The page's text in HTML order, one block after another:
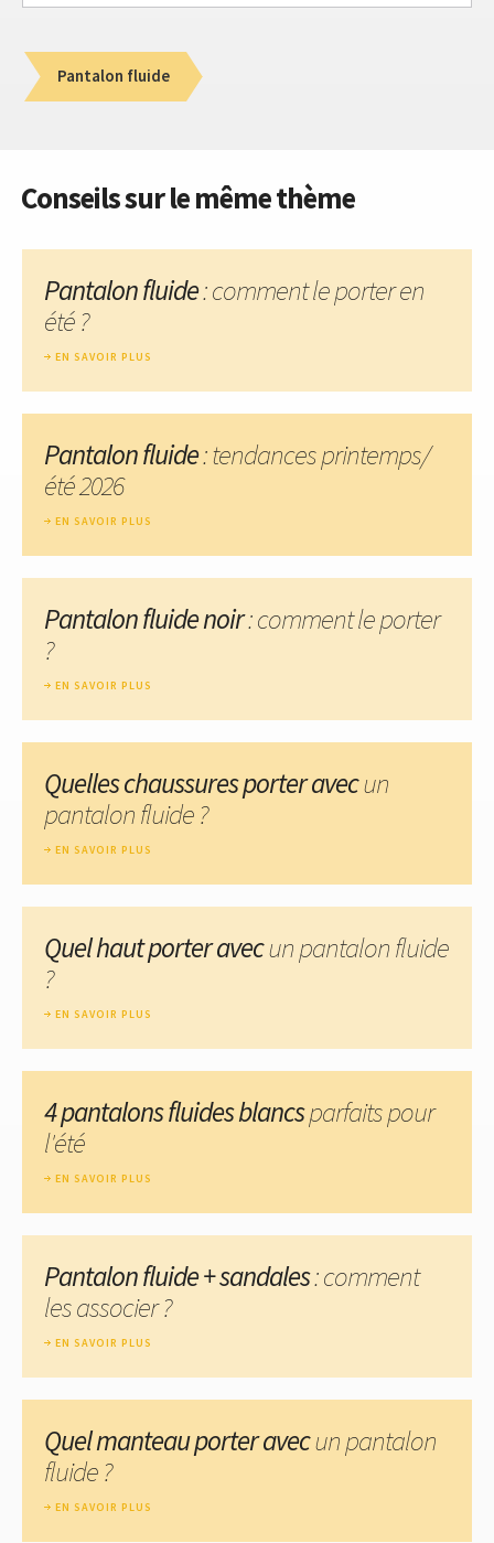
Pantalon fluide
Conseils sur le même thème
Pantalon fluide: comment le porter en
été ?
EN SAVOIR PLUS
Pantalon fluide: tendances printemps/
été 2026
EN SAVOIR PLUS
Pantalon fluide noir: comment le porter
?
EN SAVOIR PLUS
Quelles chaussures porter avecun
pantalon fluide ?
EN SAVOIR PLUS
Quel haut porter avecun pantalon fluide
?
EN SAVOIR PLUS
4 pantalons fluides blancsparfaits pour
l'été
EN SAVOIR PLUS
Pantalon fluide + sandales: comment
les associer ?
EN SAVOIR PLUS
Quel manteau porter avecun pantalon
fluide ?
EN SAVOIR PLUS